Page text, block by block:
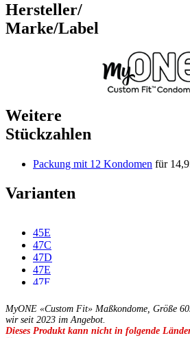
Hersteller/
Marke/Label
Weitere
Stückzahlen
Packung mit 12 Kondomen für
Varianten
45E
47C
47D
47E
47F
49D
49E
49F
MyONE «Custom Fit» Maßkondome, Größe
wir seit 2023 im Angebot.
Dieses Produkt kann nicht in folgende